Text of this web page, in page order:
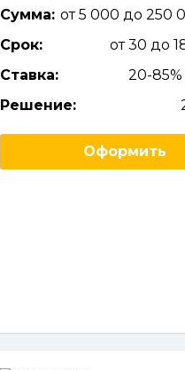
Сумма: от 5 000 до 250
Срок:
от 30 до
Ставка:
20-
Решение:
Оформить